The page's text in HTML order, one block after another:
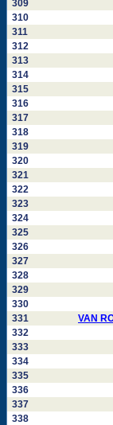
309
310
311
312
313
314
315
316
317
318
319
320
321
322
323
324
325
326
327
328
329
330
331
VAN
332
333
334
335
336
337
338